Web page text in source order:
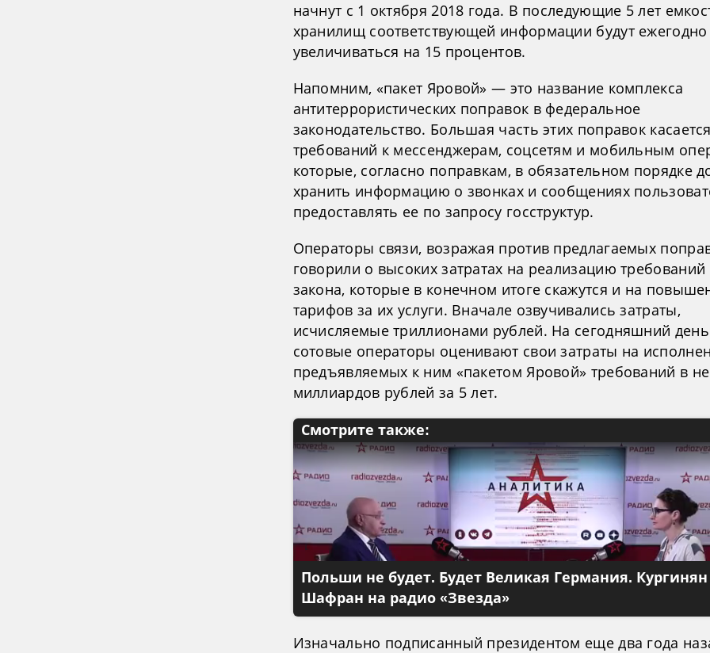
начнут с 1 октября 2018 года. В последующие 5 лет
хранилищ соответствующей информации будут ежегодно
увеличиваться на 15 процентов.
Напомним, «пакет Яровой» — это название комплекса
антитеррористических поправок в федеральное
законодательство. Большая часть этих поправок
требований к мессенджерам, соцсетям и мобильным
которые, согласно поправкам, в обязательном порядке
хранить информацию о звонках и сообщениях
предоставлять ее по запросу госструктур.
Операторы связи, возражая против предлагаемых
говорили о высоких затратах на реализацию требований
закона, которые в конечном итоге скажутся и на
тарифов за их услуги. Вначале озвучивались затраты,
исчисляемые триллионами рублей. На сегодняшний день
сотовые операторы оценивают свои затраты на
предъявляемых к ним «пакетом Яровой» требований в
миллиардов рублей за 5 лет.
Смотрите также:
Польши не будет. Будет Великая Германия.
Шафран на радио «Звезда»
Изначально подписанный президентом еще два года